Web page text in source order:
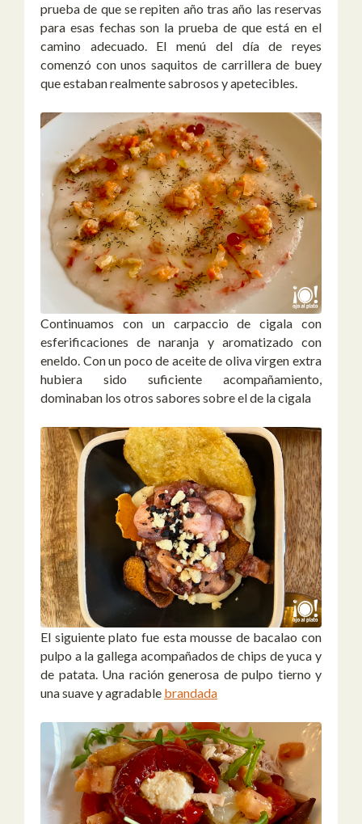
prueba de que se repiten año tras año las reservas
para esas fechas son la prueba de que está en el
camino adecuado. El menú del día de reyes
comenzó con unos saquitos de carrillera de buey
que estaban realmente sabrosos y apetecibles.
Continuamos con un carpaccio de cigala con
esferificaciones de naranja y aromatizado con
eneldo. Con un poco de aceite de oliva virgen extra
hubiera sido suficiente acompañamiento,
dominaban los otros sabores sobre el de la cigala
El siguiente plato fue esta mousse de bacalao con
pulpo a la gallega acompañados de chips de yuca y
de patata. Una ración generosa de pulpo tierno y
una suave y agradable brandada